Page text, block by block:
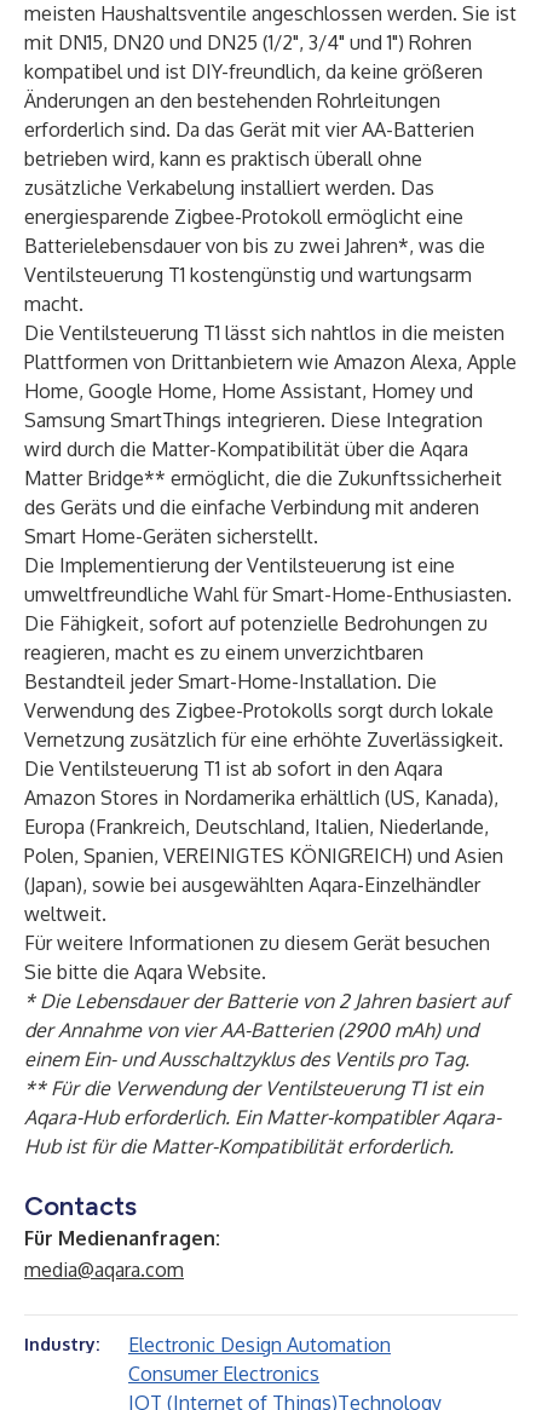
meisten Haushaltsventile angeschlossen werden. Sie ist
mit DN15, DN20 und DN25 (1/2", 3/4" und 1") Rohren
kompatibel und ist DIY-freundlich, da keine größeren
Änderungen an den bestehenden Rohrleitungen
erforderlich sind. Da das Gerät mit vier AA-Batterien
betrieben wird, kann es praktisch überall ohne
zusätzliche Verkabelung installiert werden. Das
energiesparende Zigbee-Protokoll ermöglicht eine
Batterielebensdauer von bis zu zwei Jahren*, was die
Ventilsteuerung T1 kostengünstig und wartungsarm
macht.
Die Ventilsteuerung T1 lässt sich nahtlos in die meisten
Plattformen von Drittanbietern wie Amazon Alexa, Apple
Home, Google Home, Home Assistant, Homey und
Samsung SmartThings integrieren. Diese Integration
wird durch die Matter-Kompatibilität über die Aqara
Matter Bridge** ermöglicht, die die Zukunftssicherheit
des Geräts und die einfache Verbindung mit anderen
Smart Home-Geräten sicherstellt.
Die Implementierung der Ventilsteuerung ist eine
umweltfreundliche Wahl für Smart-Home-Enthusiasten.
Die Fähigkeit, sofort auf potenzielle Bedrohungen zu
reagieren, macht es zu einem unverzichtbaren
Bestandteil jeder Smart-Home-Installation. Die
Verwendung des Zigbee-Protokolls sorgt durch lokale
Vernetzung zusätzlich für eine erhöhte Zuverlässigkeit.
Die Ventilsteuerung T1 ist ab sofort in den Aqara
Amazon Stores in Nordamerika erhältlich (US, Kanada),
Europa (Frankreich, Deutschland, Italien, Niederlande,
Polen, Spanien, VEREINIGTES KÖNIGREICH) und Asien
(Japan), sowie bei ausgewählten Aqara-Einzelhändler
weltweit.
Für weitere Informationen zu diesem Gerät besuchen
Sie bitte die Aqara Website.
* Die Lebensdauer der Batterie von 2 Jahren basiert auf
der Annahme von vier AA-Batterien (2900 mAh) und
einem Ein- und Ausschaltzyklus des Ventils pro Tag.
** Für die Verwendung der Ventilsteuerung T1 ist ein
Aqara-Hub erforderlich. Ein Matter-kompatibler Aqara-
Hub ist für die Matter-Kompatibilität erforderlich.
Contacts
Für Medienanfragen:
media@aqara.com
Industry:
Electronic Design Automation
Consumer Electronics
IOT (Internet of Things)Technology